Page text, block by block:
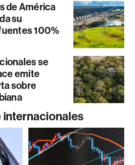
de América
su
100%
se
emite
sobre
internacionales